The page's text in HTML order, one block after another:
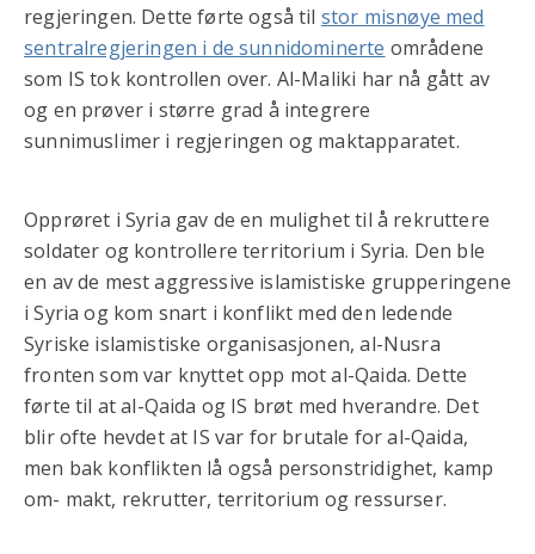
regjeringen. Dette førte også til stor misnøye med
sentralregjeringen i de sunnidominerte områdene
som IS tok kontrollen over. Al-Maliki har nå gått av
og en prøver i større grad å integrere
sunnimuslimer i regjeringen og maktapparatet.
Opprøret i Syria gav de en mulighet til å rekruttere
soldater og kontrollere territorium i Syria. Den ble
en av de mest aggressive islamistiske grupperingene
i Syria og kom snart i konflikt med den ledende
Syriske islamistiske organisasjonen, al-Nusra
fronten som var knyttet opp mot al-Qaida. Dette
førte til at al-Qaida og IS brøt med hverandre. Det
blir ofte hevdet at IS var for brutale for al-Qaida,
men bak konflikten lå også personstridighet, kamp
om- makt, rekrutter, territorium og ressurser.